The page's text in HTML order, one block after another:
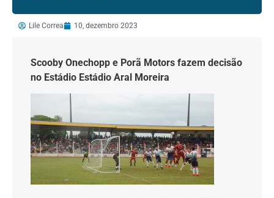
Lile Correa 10, dezembro 2023
Scooby Onechopp e Porã Motors fazem decisão
no Estádio Estádio Aral Moreira